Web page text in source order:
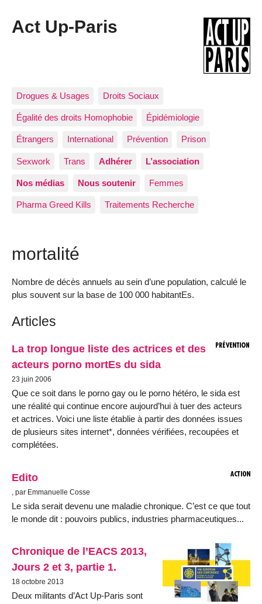
Act Up-Paris
Drogues & Usages Droits Sociaux
Égalité des droits Homophobie Épidémiologie
Étrangers International Prévention Prison
Sexwork Trans Adhérer L’association
Nos médias Nous soutenir Femmes
Pharma Greed Kills Traitements Recherche
mortalité
Nombre de décès annuels au sein d’une population, calculé le
plus souvent sur la base de 100 000 habitantEs.
Articles
La trop longue liste des actrices et des
acteurs porno mortEs du sida
23 juin 2006
Que ce soit dans le porno gay ou le porno hétéro, le sida est
une réalité qui continue encore aujourd’hui à tuer des acteurs
et actrices. Voici une liste établie à partir des données issues
de plusieurs sites internet*, données vérifiées, recoupées et
complétées.
Edito
, par Emmanuelle Cosse
Le sida serait devenu une maladie chronique. C’est ce que tout
le monde dit : pouvoirs publics, industries pharmaceutiques...
Chronique de l’EACS 2013,
Jours 2 et 3, partie 1.
18 octobre 2013
Deux militants d’Act Up-Paris sont